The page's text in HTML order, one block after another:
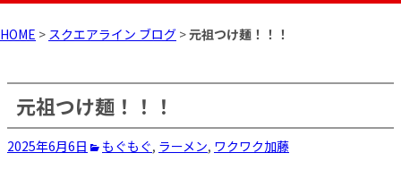
HOME > スクエアライン ブログ >元祖つけ麺！！！
元祖つけ麺！！！
2025年6月6日 もぐもぐ, ラーメン, ワクワク加藤